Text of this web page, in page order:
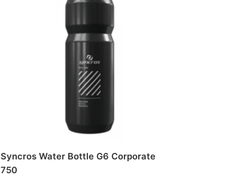
Syncros Water Bottle G6 Corporate
750